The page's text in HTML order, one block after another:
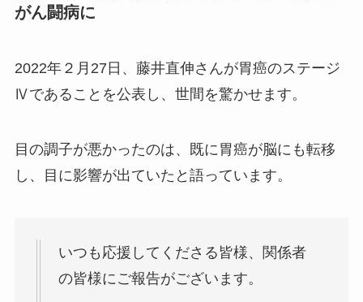
がん闘病に
2022年２月27日、藤井直伸さんが胃癌のステージ
Ⅳであることを公表し、世間を驚かせます。
目の調子が悪かったのは、既に胃癌が脳にも転移
し、目に影響が出ていたと語っています。
いつも応援してくださる皆様、関係者
の皆様にご報告がございます。